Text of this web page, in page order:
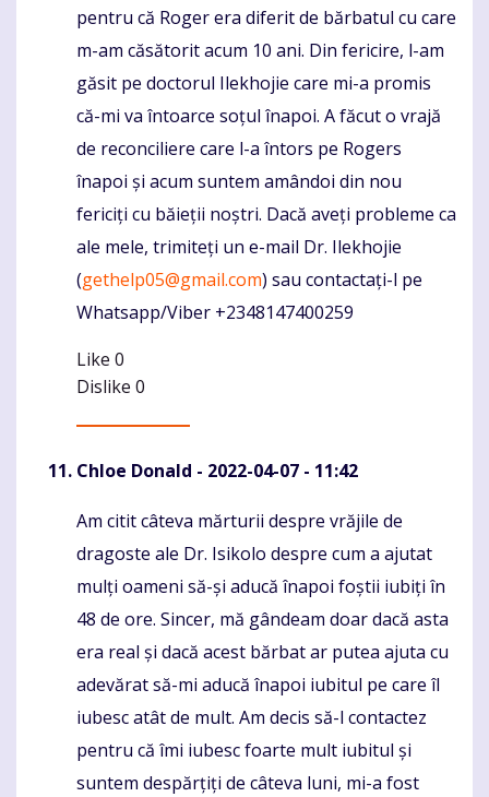
pentru că Roger era diferit de bărbatul cu care
m-am căsătorit acum 10 ani. Din fericire, l-am
găsit pe doctorul Ilekhojie care mi-a promis
că-mi va întoarce soțul înapoi. A făcut o vrajă
de reconciliere care l-a întors pe Rogers
înapoi și acum suntem amândoi din nou
fericiți cu băieții noștri. Dacă aveți probleme ca
ale mele, trimiteți un e-mail Dr. Ilekhojie
(gethelp05@gmail.com) sau contactați-l pe
Whatsapp/Viber +2348147400259
Like 0
Dislike 0
Chloe Donald - 2022-04-07 - 11:42
Komentaras
Am citit câteva mărturii despre vrăjile de
dragoste ale Dr. Isikolo despre cum a ajutat
mulți oameni să-și aducă înapoi foștii iubiți în
48 de ore. Sincer, mă gândeam doar dacă asta
era real și dacă acest bărbat ar putea ajuta cu
adevărat să-mi aducă înapoi iubitul pe care îl
iubesc atât de mult. Am decis să-l contactez
pentru că îmi iubesc foarte mult iubitul și
suntem despărțiți de câteva luni, mi-a fost